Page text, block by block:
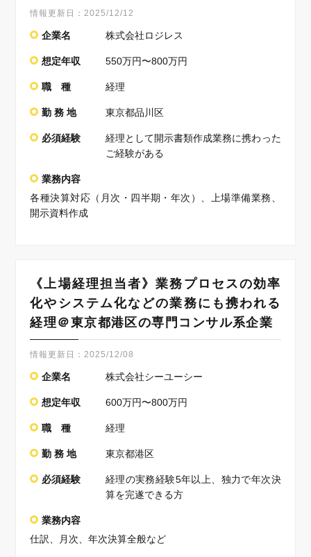
情報更新日：2025/12/12
企業名 株式会社ロジレス
想定年収 550万円〜800万円
職 種 経理
勤 務 地 東京都品川区
必須経験
経理として開示書類作成業務に携わった
ご経験がある
業務内容
各種決算対応（月次・四半期・年次）、上場準備業務、
開示資料作成
《上場経理担当者》業務プロセスの効率
化やシステム化などの業務にも携われる
経理＠東京都港区の専門コンサル系企業
情報更新日：2025/12/08
企業名 株式会社シーユーシー
想定年収 600万円〜800万円
職 種 経理
勤 務 地 東京都港区
必須経験
経理の実務経験5年以上、独力で年次決
算を完遂できる方
業務内容
仕訳、月次、年次決算全般など